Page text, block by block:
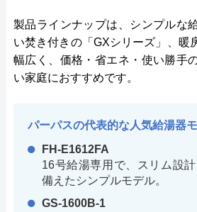
製品ラインナップは、シンプルな
い焚き付きの「GXシリーズ」、暖
幅広く、価格・省エネ・使い勝手
い家庭におすすめです。
パーパスの代表的な人気給湯器
FH-E1612FA
16号給湯専用で、スリム設
備えたシンプルモデル。
GS-1600B-1